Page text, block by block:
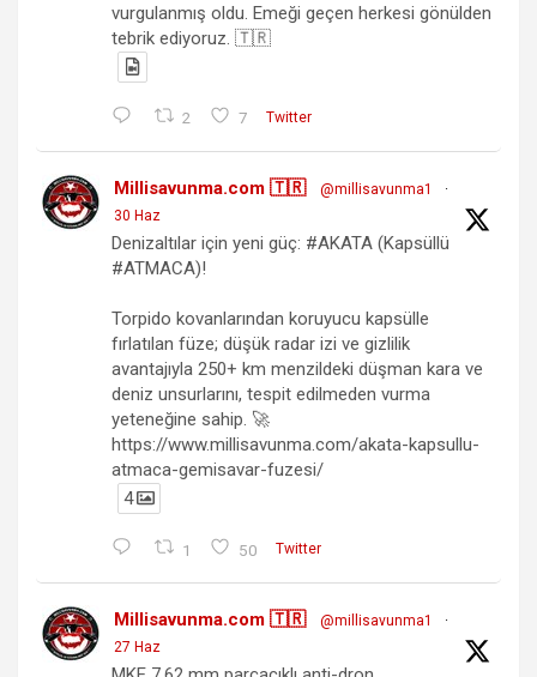
vurgulanmış oldu. Emeği geçen herkesi gönülden
tebrik ediyoruz. 🇹🇷
2 7 Twitter
Millisavunma.com 🇹🇷 @millisavunma1
·
30 Haz
Denizaltılar için yeni güç: #AKATA (Kapsüllü
#ATMACA)!
Torpido kovanlarından koruyucu kapsülle
fırlatılan füze; düşük radar izi ve gizlilik
avantajıyla 250+ km menzildeki düşman kara ve
deniz unsurlarını, tespit edilmeden vurma
yeteneğine sahip. 🚀
https://www.millisavunma.com/akata-kapsullu-
atmaca-gemisavar-fuzesi/
4
1 50 Twitter
Millisavunma.com 🇹🇷 @millisavunma1
·
27 Haz